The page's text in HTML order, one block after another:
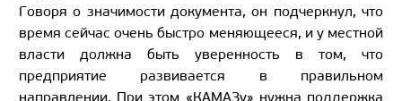
Говоря о значимости документа, он подчеркнул, что
время сейчас очень быстро меняющееся, и у местной
власти должна быть уверенность в том, что
предприятие развивается в правильном
направлении. При этом «КАМАЗу» нужна поддержка